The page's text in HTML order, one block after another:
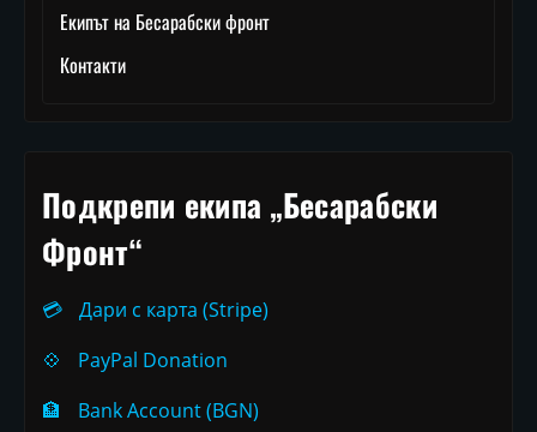
Екипът на Бесарабски фронт
Контакти
Подкрепи екипа „Бесарабски
Фронт“
💳
Дари с карта (Stripe)
💠
PayPal Donation
🏦
Bank Account (BGN)